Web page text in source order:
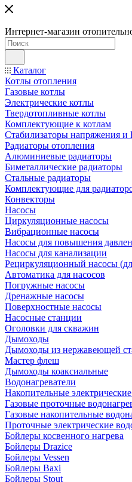
Интернет-магазин
Каталог
Котлы отопления
Газовые котлы
Электрические котлы
Твердотопливные котлы
Комплектующие к котлам
Стабилизаторы напряжения
Радиаторы отопления
Алюминиевые радиаторы
Биметаллические радиаторы
Стальные радиаторы
Комплектующие для
Конвекторы
Насосы
Циркуляционные насосы
Вибрационные насосы
Насосы для повышения
Насосы для канализации
Рециркуляционный насосы
Автоматика для насосов
Погружные насосы
Дренажные насосы
Поверхностные насосы
Насосные станции
Оголовки для скважин
Дымоходы
Дымоходы из нержавеющей
Мастер флеш
Дымоходы коаксиальные
Водонагреватели
Накопительные
Газовые проточные
Газовые накопительные
Проточные электрические
Бойлеры косвенного нагрева
Бойлеры Drazice
Бойлеры Vessen
Бойлеры Baxi
Бойлеры Stout